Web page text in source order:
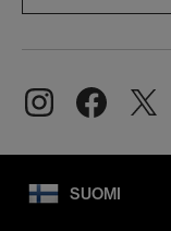
SUOMI